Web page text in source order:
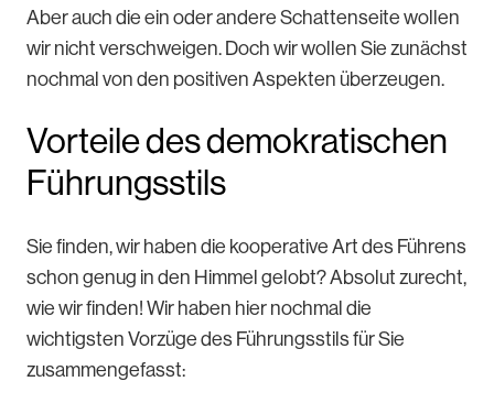
Aber auch die ein oder andere Schattenseite wollen
wir nicht verschweigen. Doch wir wollen Sie zunächst
nochmal von den positiven Aspekten überzeugen.
Vorteile des demokratischen
Führungsstils
Sie finden, wir haben die kooperative Art des Führens
schon genug in den Himmel gelobt? Absolut zurecht,
wie wir finden! Wir haben hier nochmal die
wichtigsten Vorzüge des Führungsstils für Sie
zusammengefasst: